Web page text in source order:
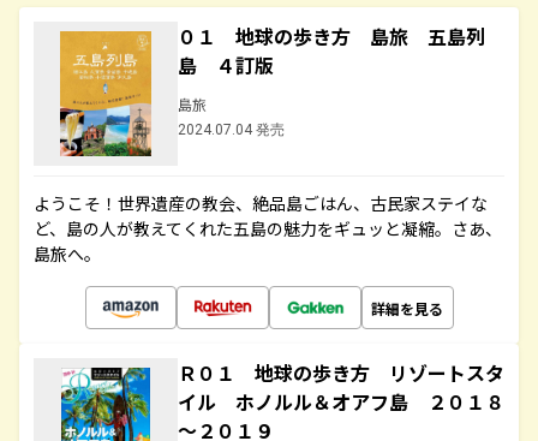
０１ 地球の歩き方 島旅 五島列
島 ４訂版
島旅
2024.07.04 発売
ようこそ！世界遺産の教会、絶品島ごはん、古民家ステイな
ど、島の人が教えてくれた五島の魅力をギュッと凝縮。さあ、
島旅へ。
詳細を見る
Ｒ０１ 地球の歩き方 リゾートスタ
イル ホノルル＆オアフ島 ２０１８
～２０１９